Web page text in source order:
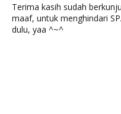
Terima kasih sudah
maaf, untuk menghindari
dulu, yaa ^~^